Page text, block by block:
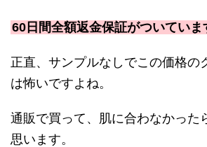
60日間全額返金保証がついていま
正直、サンプルなしでこの価格の
は怖いですよね。
通販で買って、肌に合わなかった
思います。